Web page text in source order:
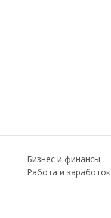
Бизнес и финансы
Работа и заработок